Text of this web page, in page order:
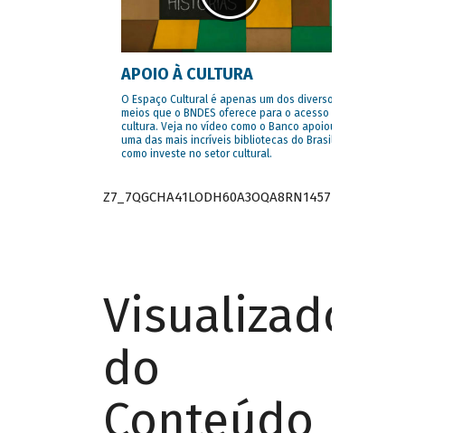
APOIO À CULTURA
O Espaço Cultural é apenas um dos diversos
meios que o BNDES oferece para o acesso à
cultura. Veja no vídeo como o Banco apoiou
uma das mais incríveis bibliotecas do Brasil e
como investe no setor cultural.
Z7_7QGCHA41LODH60A3OQA8RN1457
Visualizador
do
Conteúdo